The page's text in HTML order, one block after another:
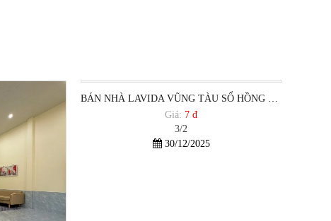
Giá: 7 đ
3/2
30/12/2025